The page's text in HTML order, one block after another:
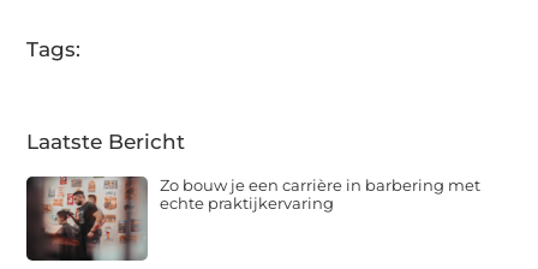
Tags:
Laatste Bericht
Zo bouw je een carrière in barbering met
echte praktijkervaring